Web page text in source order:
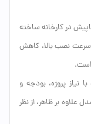
در کارخانه ساخته
سرعت نصب بالا، کاهش
است.
نیاز پروژه، بودجه و
بر ظاهر، از نظر